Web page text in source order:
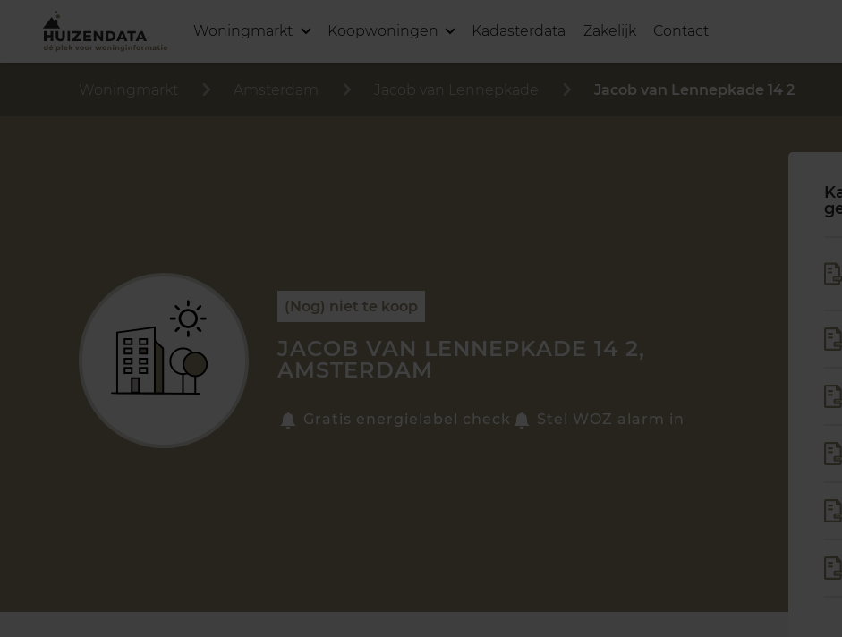
Woningmarkt Koopwoningen Kadasterdata Zakelijk Contact
Woningmarkt Amsterdam Jacob van Lennepkade Jacob van Lennepkade 14 2
(Nog) niet te koop
JACOB VAN LENNEPKADE 14 2,
AMSTERDAM
Gratis energielabel check Stel WOZ alarm in